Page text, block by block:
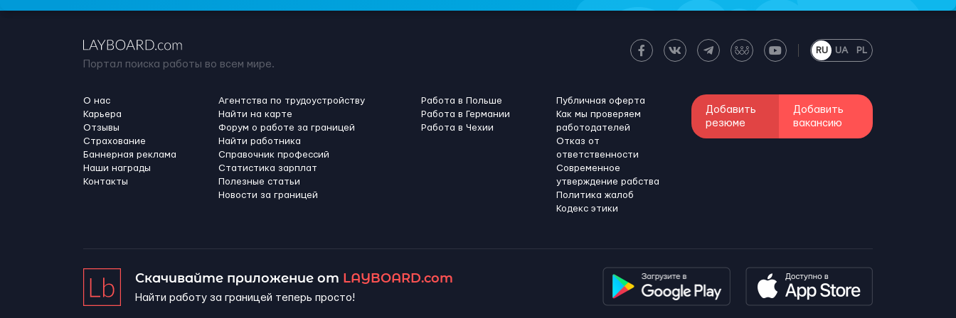
Портал поиска работы во всем мире.
RU UA PL
О нас
Карьера
Отзывы
Страхование
Баннерная реклама
Наши награды
Контакты
Агентства по трудоустройству
Найти на карте
Форум о работе за границей
Найти работника
Справочник профессий
Статистика зарплат
Полезные статьи
Новости за границей
Работа в Польше
Работа в Германии
Работа в Чехии
Публичная оферта
Как мы проверяем
работодателей
Отказ от
ответственности
Современное
утверждение рабства
Политика жалоб
Кодекс этики
Добавить
резюме
Добавить
вакансию
Скачивайте приложение от LAYBOARD.com
Найти работу за границей теперь просто!